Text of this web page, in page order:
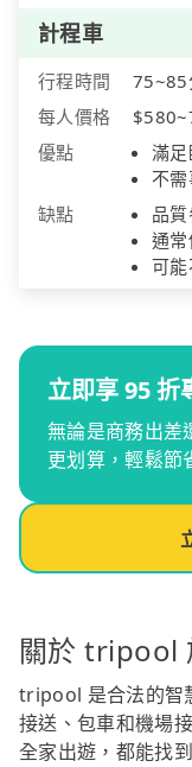
計程車
行程時間
75~85
每人價格
優點
滿
不
缺點
品
通
可
立即享 95 折
無論是商務出差
更划算，輕鬆節
關於 tripool
tripool 是合法的智
接送、包車和機場
全家出遊，都能找